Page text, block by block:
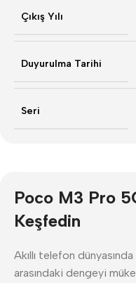
Çıkış Yılı
Duyurulma Tarihi
Seri
Poco M3 Pro
Keşfedin
Akıllı telefon
arasındaki dengeyi